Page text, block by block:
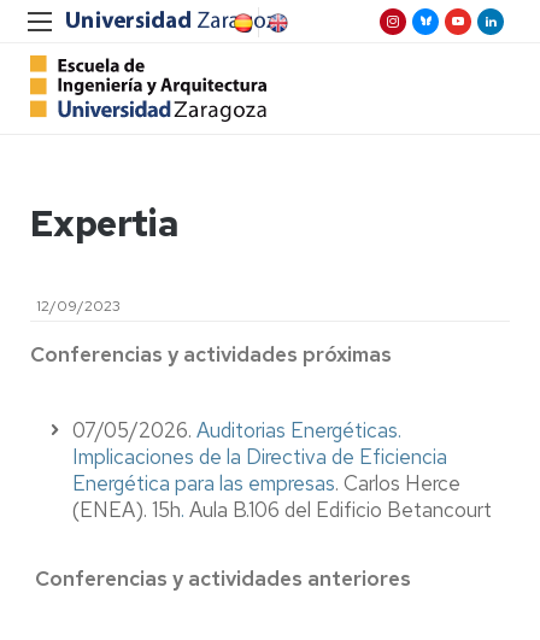
Expertia
12/09/2023
Conferencias y actividades próximas
07/05/2026. Auditorias Energéticas.
Implicaciones de la Directiva de Eficiencia
Energética para las empresas. Carlos Herce
(ENEA). 15h. Aula B.106 del Edificio Betancourt
Conferencias y actividades anteriores